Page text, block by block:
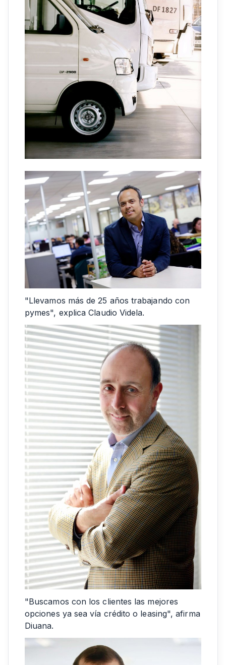
"Llevamos más de 25 años trabajando con
pymes", explica Claudio Videla.
"Buscamos con los clientes las mejores
opciones ya sea vía crédito o leasing", afirma
Diuana.